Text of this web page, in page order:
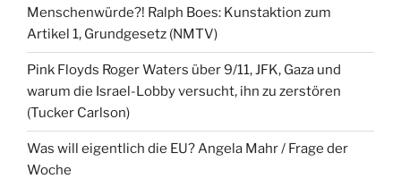
Menschenwürde?! Ralph Boes: Kunstaktion zum
Artikel 1, Grundgesetz (NMTV)
Pink Floyds Roger Waters über 9/11, JFK, Gaza und
warum die Israel-Lobby versucht, ihn zu zerstören
(Tucker Carlson)
Was will eigentlich die EU? Angela Mahr / Frage der
Woche